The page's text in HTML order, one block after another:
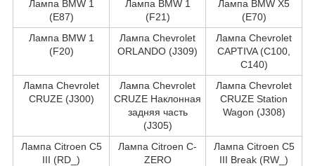
Лампа BMW 1
(E87)
Лампа BMW 1
(F21)
Лампа BMW X5
(E70)
Лампа BMW 1
(F20)
Лампа Chevrolet
ORLANDO (J309)
Лампа Chevrolet
CAPTIVA (C100,
C140)
Лампа Chevrolet
CRUZE (J300)
Лампа Chevrolet
CRUZE Наклонная
задняя часть
(J305)
Лампа Chevrolet
CRUZE Station
Wagon (J308)
Лампа Citroen C5
III (RD_)
Лампа Citroen C-
ZERO
Лампа Citroen C5
III Break (RW_)